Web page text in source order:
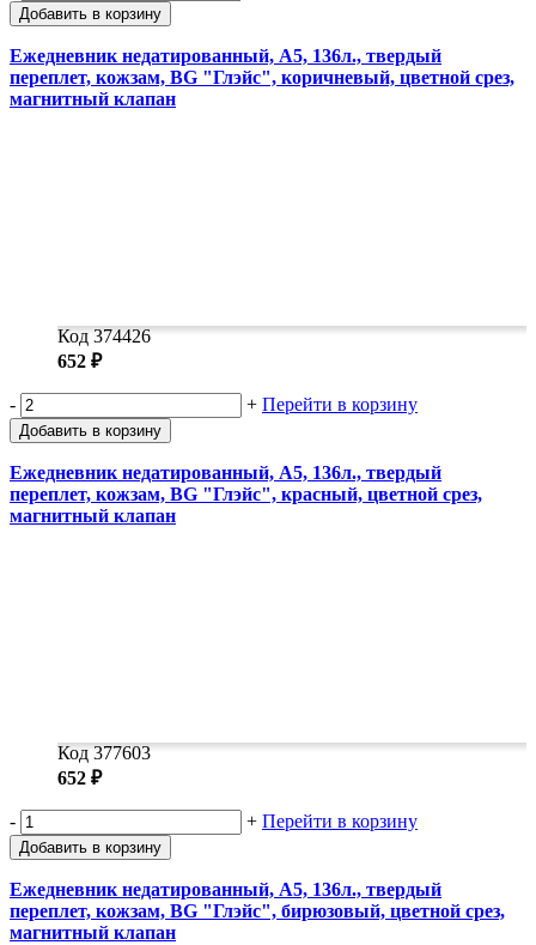
Добавить в корзину
Ежедневник недатированный, А5, 136л., твердый
переплет, кожзам, BG "Глэйс", коричневый, цветной срез,
магнитный клапан
Код 374426
652 ₽
- + Перейти в корзину
Добавить в корзину
Ежедневник недатированный, А5, 136л., твердый
переплет, кожзам, BG "Глэйс", красный, цветной срез,
магнитный клапан
Код 377603
652 ₽
- + Перейти в корзину
Добавить в корзину
Ежедневник недатированный, А5, 136л., твердый
переплет, кожзам, BG "Глэйс", бирюзовый, цветной срез,
магнитный клапан